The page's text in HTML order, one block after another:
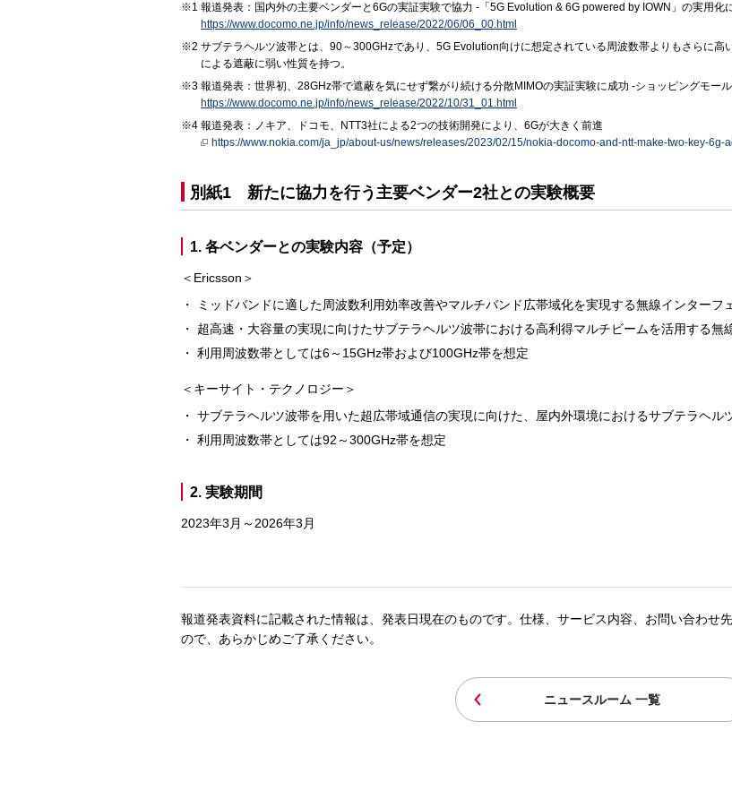
報道発表：国内外の主要ベンダーと6Gの実証実験で協力 -「5G Evolution & 6G powered by IOWN」の実用化
https://www.docomo.ne.jp/info/news_release/2022/06/06_00.html
サブテラヘルツ波帯とは、90～300GHzであり、5G Evolution向けに想定されている周波数帯よりもさらに
による遮蔽に弱い性質を持つ。
報道発表：世界初、28GHz帯で遮蔽を気にせず繋がり続ける分散MIMOの実証実験に成功 -ショッピングモー
https://www.docomo.ne.jp/info/news_release/2022/10/31_01.html
報道発表：ノキア、ドコモ、NTT3社による2つの技術開発により、6Gが大きく前進
https://www.nokia.com/ja_jp/about-us/news/releases/2023/02/15/nokia-docomo-and-ntt-make-two-key-6g-
別紙1 新たに協力を行う主要ベンダー2社との実験概要
1. 各ベンダーとの実験内容（予定）
＜Ericsson＞
ミッドバンドに適した周波数利用効率改善やマルチバンド広帯域化を実現する無線インターフ
超高速・大容量の実現に向けたサブテラヘルツ波帯における高利得マルチビームを活用する無
利用周波数帯としては6～15GHz帯および100GHz帯を想定
＜キーサイト・テクノロジー＞
サブテラヘルツ波帯を用いた超広帯域通信の実現に向けた、屋内外環境におけるサブテラヘル
利用周波数帯としては92～300GHz帯を想定
2. 実験期間
2023年3月～2026年3月
報道発表資料に記載された情報は、発表日現在のものです。仕様、サービス内容、お問い合わせ
ので、あらかじめご了承ください。
ニュースルーム 一覧